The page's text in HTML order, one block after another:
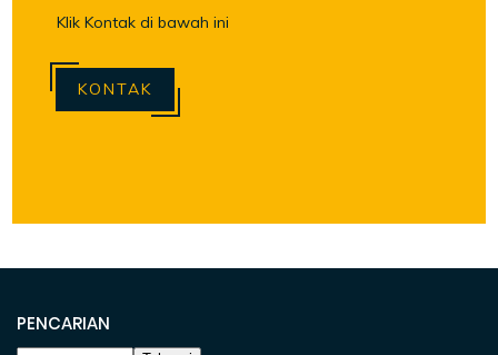
Klik Kontak di bawah ini
KONTAK
PENCARIAN